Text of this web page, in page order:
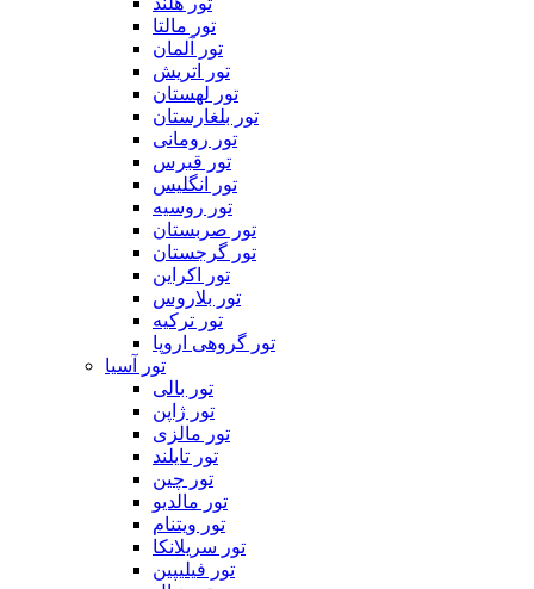
تور مالتا
تور آلمان
تور اتریش
تور لهستان
تور بلغارستان
تور رومانی
تور قبرس
تور انگلیس
تور روسیه
تور صربستان
تور گرجستان
تور اکراین
تور بلاروس
تور ترکیه
تور گروهی اروپا
تور آسیا
تور بالی
تور ژاپن
تور مالزی
تور تایلند
تور چین
تور مالدیو
تور ویتنام
تور سریلانکا
تور فیلیپین